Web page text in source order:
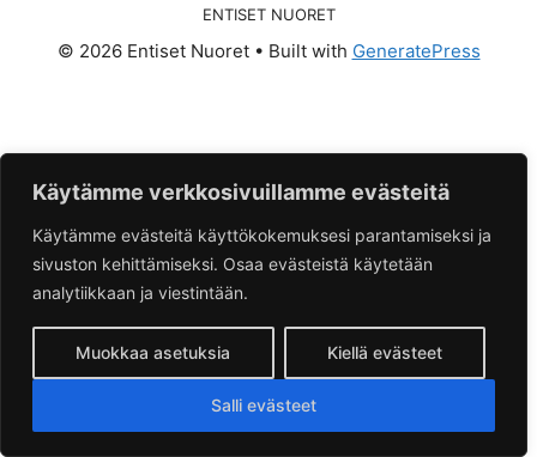
Käytämme verkkosivuillamme evästeitä
Käytämme evästeitä käyttökokemuksesi parantamiseksi ja
sivuston kehittämiseksi. Osaa evästeistä käytetään
analytiikkaan ja viestintään.
Muokkaa asetuksia Kiellä evästeet
Salli evästeet
ENTISET NUORET
© 2026 Entiset Nuoret• Built with GeneratePress